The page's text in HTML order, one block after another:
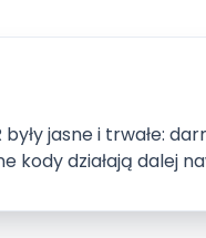
jasne i trwałe:
kody działają dalej